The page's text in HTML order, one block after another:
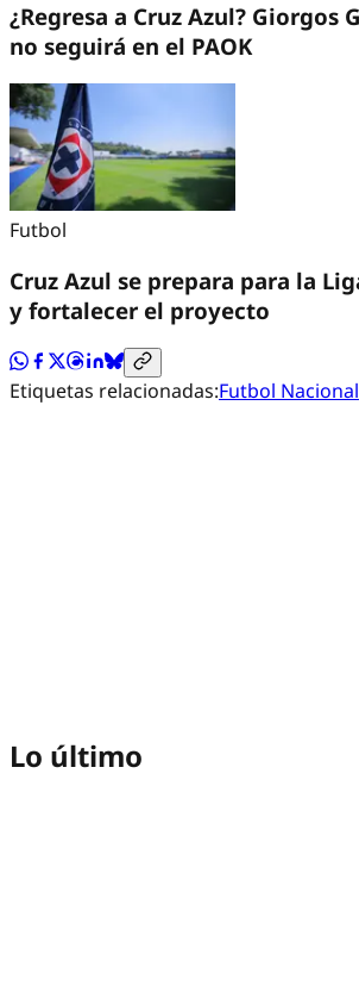
¿Regresa a Cruz Azul? Giorgos
no seguirá en el PAOK
Futbol
Cruz Azul se prepara para la
y fortalecer el proyecto
Etiquetas relacionadas:Futbol Nacional
Lo último